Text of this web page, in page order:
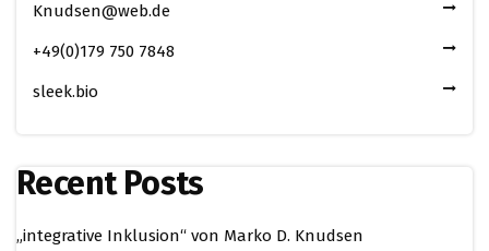
Knudsen@web.de
+49(0)179 750 7848
sleek.bio
Recent Posts
„integrative Inklusion“ von Marko D. Knudsen